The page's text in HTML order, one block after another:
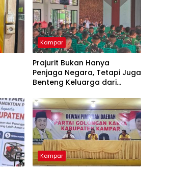
Kampar
Prajurit Bukan Hanya
Penjaga Negara, Tetapi Juga
Benteng Keluarga dari
Kampar